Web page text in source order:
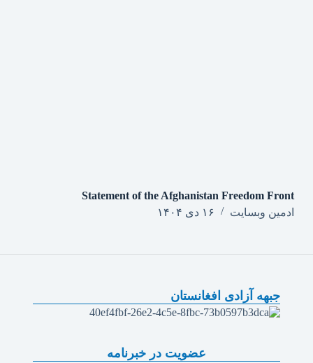
Statement of the Afghanistan Freedom Front
ادمین وبسایت
۱۶ دی ۱۴۰۴
جبهه آزادی افغانستان
عضویت در خبرنامه